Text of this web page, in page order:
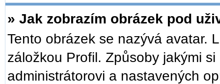
» Jak zobrazím obrázek pod
Tento obrázek se nazývá avatar.
záložkou Profil. Způsoby jakými
administrátorovi a nastavených